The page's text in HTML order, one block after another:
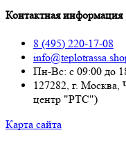
Контактная информация
8 (495) 220-17-08
Пн-Вс: с 09:00 до
127282, г. Москва,
центр "РТС")
Карта сайта